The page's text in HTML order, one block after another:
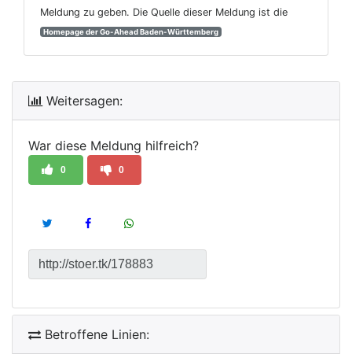
Meldung zu geben. Die Quelle dieser Meldung ist die
Homepage der Go-Ahead Baden-Württemberg
Weitersagen:
War diese Meldung hilfreich?
0 0
Betroffene Linien: